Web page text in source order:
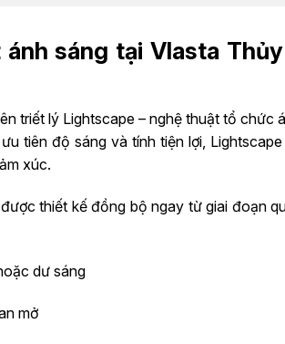
sáng tại Vlasta
triết lý Lightscape – nghệ thuật tổ chức
tiên độ sáng và tính tiện lợi,
xúc.
thiết kế đồng bộ ngay từ giai đoạn
dư sáng
mở